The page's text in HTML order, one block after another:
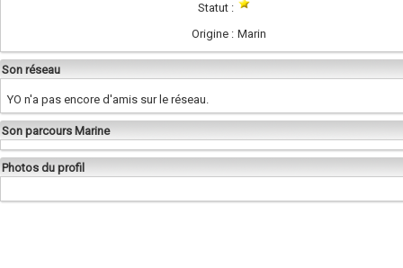
Statut :
Origine : Marin
Son réseau
YO n'a pas encore d'amis sur le réseau.
Son parcours Marine
Photos du profil